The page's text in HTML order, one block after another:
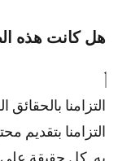
هل كانت هذه
التزامنا بالحقائق
التزامنا
به. كل حقيقة